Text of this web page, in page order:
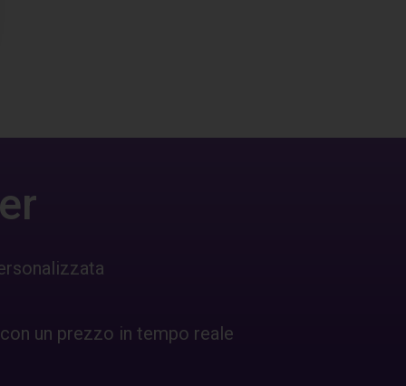
un prezzo in tempo reale